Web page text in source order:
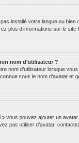
installé votre langue ou
plus d’informations sur le site
nom d’utilisateur ?
nom d’utilisateur lorsque
sous le nom d’avatar et
» vous pouvez ajouter un
pas utiliser d’avatar,